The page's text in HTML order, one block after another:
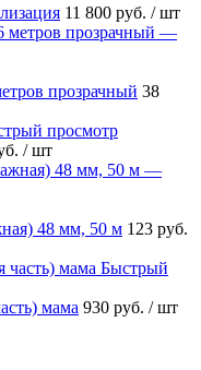
11 800 руб. / шт
прозрачный 38
просмотр
/ шт
48 мм, 50 м 123 руб.
Быстрый
мама 930 руб. / шт